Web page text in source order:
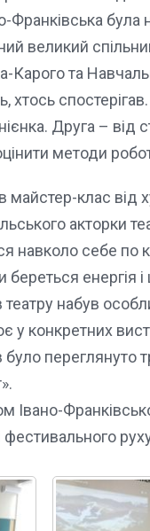
Франківська
великий
Карого та
хтось
Друга –
методи
клас від
акторки
навколо себе
береться
набув
у конкретних
було
Івано-